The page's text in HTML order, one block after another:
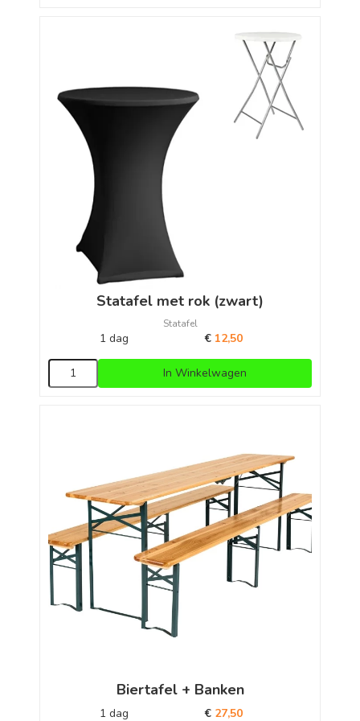
Statafel met rok (zwart)
Statafel
1 dag € 12,50
In Winkelwagen
Biertafel + Banken
1 dag € 27,50